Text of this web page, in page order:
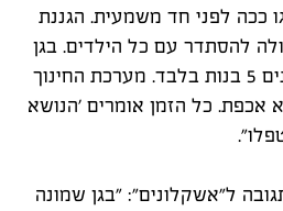
ככה לפני חד משמעית. הגננת
להסתדר עם כל הילדים. בגן
יש 21 ילדים מתוכם 16 בנים 5 בנות בלבד. מערכת החינוך
אכפת. כל הזמן אומרים 'הנושא
ל"אשקלונים": "בגן שמונה